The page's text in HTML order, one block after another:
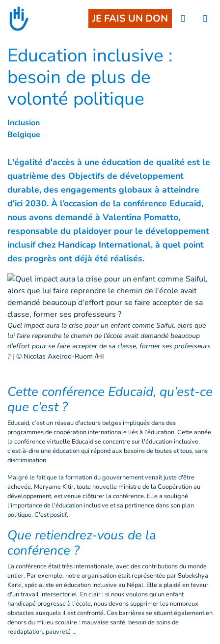
Goto main content
JE FAIS UN DON
Education inclusive :
besoin de plus de
volonté politique
Inclusion
Belgique
L'égalité d'accès à une éducation de qualité est le
quatrième des Objectifs de développement
durable, des engagements globaux à atteindre
d'ici 2030. À l’occasion de la conférence Educaid,
nous avons demandé à Valentina Pomatto,
responsable du plaidoyer pour le développement
inclusif chez Handicap International, à quel point
des progrès ont déjà été réalisés.
Quel impact aura la crise pour un enfant comme Saiful, alors que
lui faire reprendre le chemin de l'école avait demandé beaucoup
d'effort pour se faire accepter de sa classe, former ses professeurs
?| © Nicolas Axelrod-Ruom /HI
Cette conférence Educaid, qu’est-ce
que c’est ?
Educaid, c’est un réseau d'acteurs belges impliqués dans des
programmes de coopération internationale liés à l’éducation. Cette année,
la conférence virtuelle Educaid se concentre sur l'éducation inclusive,
c’est-à-dire une éducation qui répond aux besoins de toutes et tous, sans
discrimination.
Malgré le fait que la formation du gouvernement venait juste d'être
achevée, Meryame Kitir, toute nouvelle ministre de la Coopération au
développement, est venue clôturer la conférence. Elle a souligné
l'importance de l'éducation inclusive et sa pertinence dans son plan
politique. C'est positif.
Que retiendrez-vous de la
conférence ?
La conférence était très internationale, avec des contributions du monde
entier. Par exemple, notre organisation était représentée par Subekshya
Karki, spécialiste en éducation inclusive au Népal. Elle a plaidé en faveur
d'un travail intersectoriel. En clair : si nous voulons qu'un enfant
handicapé progresse à l'école, nous devons supprimer les nombreux
obstacles auxquels il est confronté. Ces barrières se situent également en
dehors du milieu scolaire : mauvaise santé, besoin de soins de
réadaptation, pauvreté ...